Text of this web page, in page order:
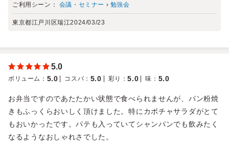
ご利用シーン： 会議・セミナー › 勉強会
東京都江戸川区瑞江2024/03/23
5.0
ボリューム ： 5.0 コスパ ： 5.0 彩り ：5.0 味 ： 5.0
お弁当ですのであたたかい状態で食べられませんが、パン粉焼
きもふっくらおいしく頂けました。特にカボチャサラダがとて
もおいかったです。パテも入っていてシャンパンでも飲みたく
なるようなおしゃれさでした。